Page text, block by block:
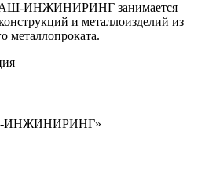
ИНЖИНИРИНГ занимается
и металлоизделий из
металлопроката.